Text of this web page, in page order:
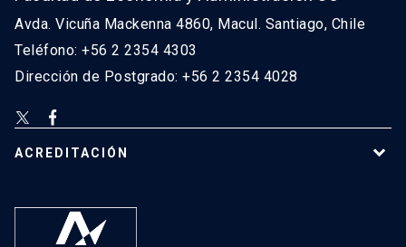
Avda. Vicuña Mackenna 4860, Macul. Santiago, Chile
Teléfono: +56 2 2354 4303
Dirección de Postgrado: +56 2 2354 4028
ACREDITACIÓN